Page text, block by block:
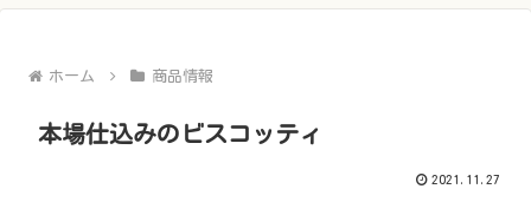
ホーム 商品情報
本場仕込みのビスコッティ
2021.11.27